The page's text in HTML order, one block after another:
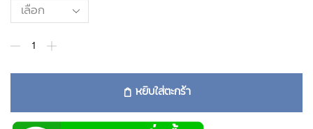
หยิบใส่ตะกร้า